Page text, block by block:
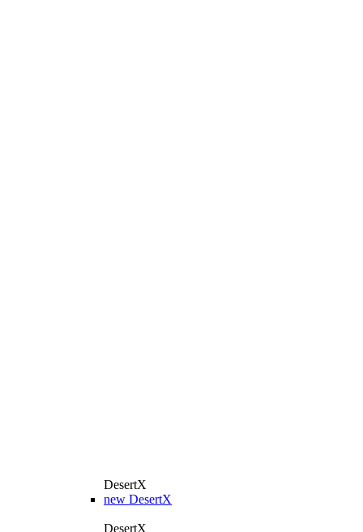
DesertX
new DesertX
DesertX